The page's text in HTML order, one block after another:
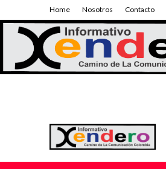
Home Nosotros Contacto